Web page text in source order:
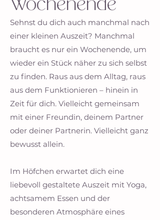
Wochenende
Sehnst du dich auch manchmal nach
einer kleinen Auszeit? Manchmal
braucht es nur ein Wochenende, um
wieder ein Stück näher zu sich selbst
zu finden. Raus aus dem Alltag, raus
aus dem Funktionieren – hinein in
Zeit für dich. Vielleicht gemeinsam
mit einer Freundin, deinem Partner
oder deiner Partnerin. Vielleicht ganz
bewusst allein.
Im Höfchen erwartet dich eine
liebevoll gestaltete Auszeit mit Yoga,
achtsamem Essen und der
besonderen Atmosphäre eines